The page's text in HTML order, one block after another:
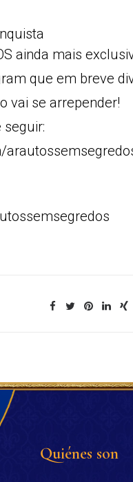
ainda mais
que em breve
vai se arrepender!
seguir:
Quiénes son